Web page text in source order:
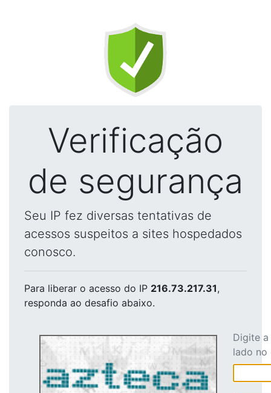
Verificação
de segurança
Seu IP fez diversas tentativas de
acessos suspeitos a sites hospedados
conosco.
Para liberar o acesso do IP 216.73.217.31,
responda ao desafio abaixo.
Digite
lado no